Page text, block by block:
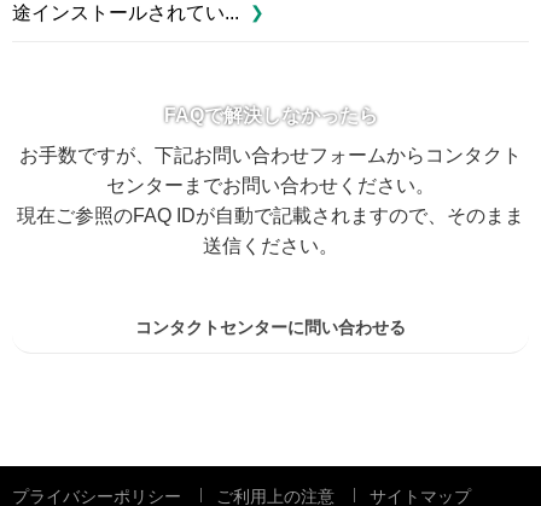
途インストールされてい...
FAQで解決しなかったら
お手数ですが、下記お問い合わせフォームからコンタクト
センターまでお問い合わせください。
現在ご参照のFAQ IDが自動で記載されますので、そのまま
送信ください。
コンタクトセンターに問い合わせる
プライバシーポリシー ご利用上の注意 サイトマップ